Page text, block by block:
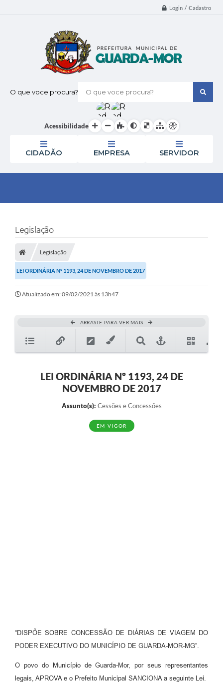
Login / Cadastro
O que voce procura?
Acessibilidade
CIDADÃO EMPRESA SERVIDOR
Legislação
Legislação
LEI ORDINÁRIA Nº 1193, 24 DE NOVEMBRO DE 2017
Atualizado em: 09/02/2021 às 13h47
ARRASTE PARA VER MAIS
LEI ORDINÁRIA Nº 1193, 24 DE
NOVEMBRO DE 2017
Assunto(s): Cessões e Concessões
EM VIGOR
“DISPÕE SOBRE CONCESSÃO DE DIÁRIAS DE VIAGEM DO
PODER EXECUTIVO DO MUNICÍPIO DE GUARDA-MOR-MG”.
O povo do Município de Guarda-Mor, por seus representantes
legais, APROVA e o Prefeito Municipal SANCIONA a seguinte Lei.